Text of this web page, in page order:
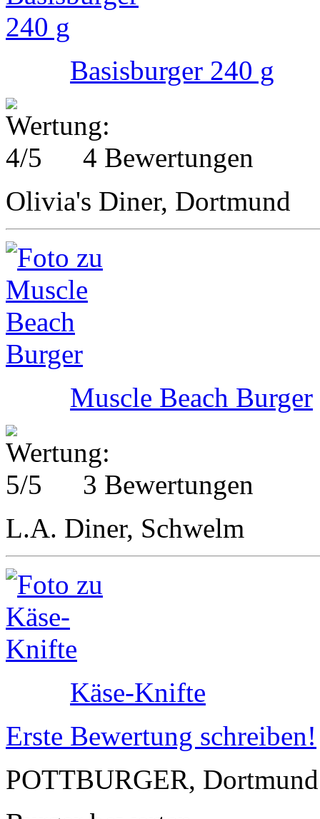
Basisburger 240 g
4 Bewertungen
Olivia's Diner, Dortmund
Muscle Beach Burger
3 Bewertungen
L.A. Diner, Schwelm
Käse-Knifte
Erste Bewertung schreiben!
POTTBURGER, Dortmund